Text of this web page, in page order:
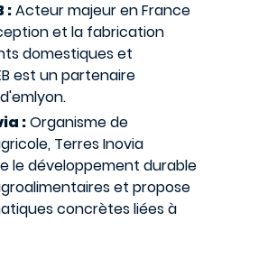
:Acteur majeur en France
et la fabrication
domestiques et
est un partenaire
:Organisme de
Terres Inovia
le développement durable
et propose
concrètes liées à